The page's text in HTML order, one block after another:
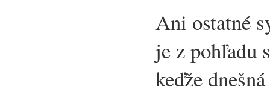
Ani ostatné
je z pohľadu
keďže